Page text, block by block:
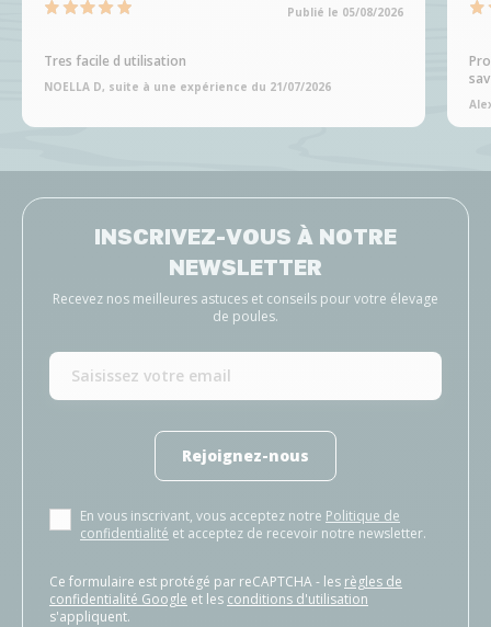
Publié le 05/08/2026
Tres facile d utilisation
NOELLA D, suite à une expérience du 21/07/2026
INSCRIVEZ-VOUS À NOTRE
NEWSLETTER
Recevez nos meilleures astuces et conseils pour votre élevage
de poules.
Rejoignez-nous
En vous inscrivant, vous acceptez notre Politique de
confidentialité et acceptez de recevoir notre newsletter.
Ce formulaire est protégé par reCAPTCHA - les règles de
confidentialité Google et les conditions d'utilisation
s'appliquent.